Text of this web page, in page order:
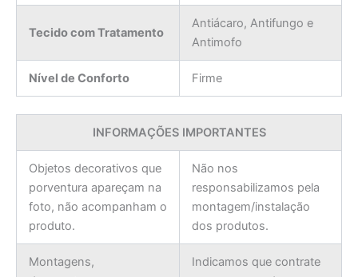
Tecido com Tratamento
Antiácaro, Antifungo e
Antimofo
Nível de Conforto Firme
INFORMAÇÕES IMPORTANTES
Objetos decorativos que
porventura apareçam na
foto, não acompanham o
produto.
Não nos
responsabilizamos pela
montagem/instalação
dos produtos.
Montagens,
Indicamos que contrate